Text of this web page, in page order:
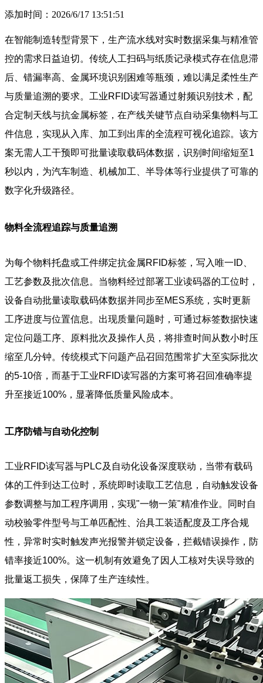
添加时间：2026/6/17 13:51:51
在智能制造转型背景下，生产流水线对实时数据采集与精准管
控的需求日益迫切。传统人工扫码与纸质记录模式存在信息滞
后、错漏率高、金属环境识别困难等瓶颈，难以满足柔性生产
与质量追溯的要求。工业RFID读写器通过射频识别技术，配
合定制天线与抗金属标签，在产线关键节点自动采集物料与工
件信息，实现从入库、加工到出库的全流程可视化追踪。该方
案无需人工干预即可批量读取载码体数据，识别时间缩短至1
秒以内，为汽车制造、机械加工、半导体等行业提供了可靠的
数字化升级路径。
物料全流程追踪与质量追溯
为每个物料托盘或工件绑定抗金属RFID标签，写入唯一ID、
工艺参数及批次信息。当物料经过部署工业读码器的工位时，
设备自动批量读取载码体数据并同步至MES系统，实时更新
工序进度与位置信息。出现质量问题时，可通过标签数据快速
定位问题工序、原料批次及操作人员，将排查时间从数小时压
缩至几分钟。传统模式下问题产品召回范围常扩大至实际批次
的5-10倍，而基于工业RFID读写器的方案可将召回准确率提
升至接近100%，显著降低质量风险成本。
工序防错与自动化控制
工业RFID读写器与PLC及自动化设备深度联动，当带有载码
体的工件到达工位时，系统即时读取工艺信息，自动触发设备
参数调整与加工程序调用，实现"一物一策"精准作业。同时自
动校验零件型号与工单匹配性、治具工装适配度及工序合规
性，异常时实时触发声光报警并锁定设备，拦截错误操作，防
错率接近100%。这一机制有效避免了因人工核对失误导致的
批量返工损失，保障了生产连续性。